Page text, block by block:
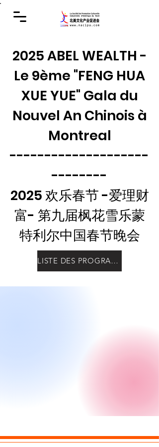
2025 ABEL WEALTH -
Le 9ème "FENG HUA
XUE YUE" Gala du
Nouvel An Chinois à
Montreal
--------------------
--------
2025 欢乐春节 -爱理财
富- 第九届枫花雪乐蒙
特利尔中国春节晚会
LISTE DES PROGRAMES / 晚会节目单